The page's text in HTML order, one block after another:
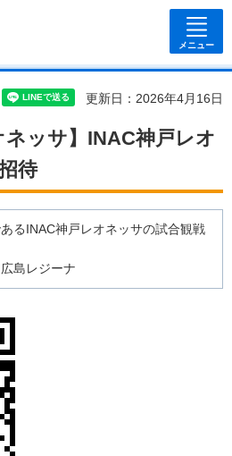
メニュー
更新日：2026年4月16日
ネッサ】INAC神戸レオ
待
るINAC神戸レオネッサの試合観戦
島レジーナ